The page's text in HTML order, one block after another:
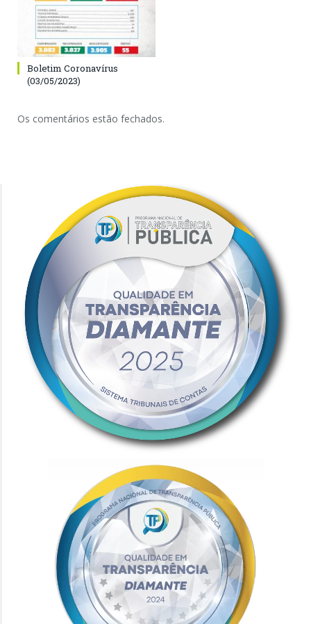
Boletim Coronavírus
(03/05/2023)
Os comentários estão fechados.